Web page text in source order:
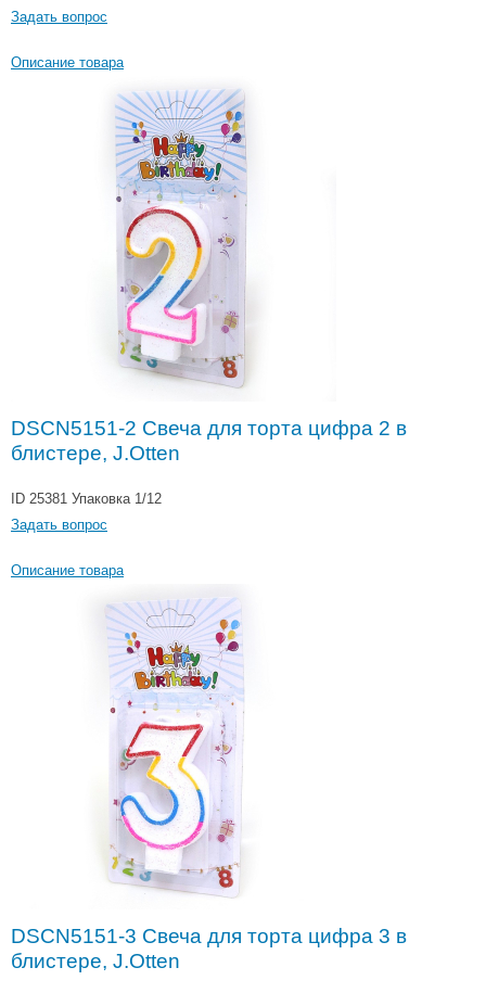
Задать вопрос
Описание товара
DSCN5151-2 Свеча для торта цифра 2 в
блистере, J.Otten
ID 25381 Упаковка 1/12
Задать вопрос
Описание товара
DSCN5151-3 Свеча для торта цифра 3 в
блистере, J.Otten